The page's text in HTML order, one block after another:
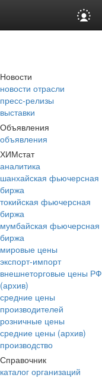
Новости
новости отрасли
пресс-релизы
выставки
Объявления
объявления
ХИМстат
аналитика
шанхайская фьючерсная
биржа
токийская фьючерсная
биржа
мумбайская фьючерсная
биржа
мировые цены
экспорт-импорт
внешнеторговые цены РФ
(архив)
средние цены
производителей
розничные цены
средние цены (архив)
производство
Справочник
каталог организаций